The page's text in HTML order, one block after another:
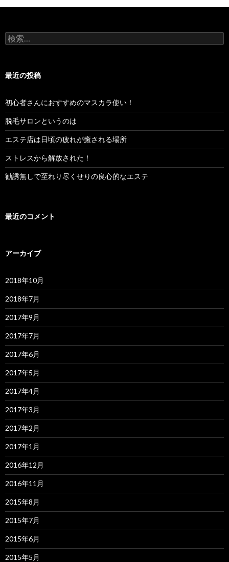
検
索:
最近の投稿
初心者さんにおすすめのマスカラ使い！
脱毛サロンというのは
エステ店は日頃の疲れが癒される場所
ストレスから解放された！
勧誘無しで至れり尽くせりの良心的なエステ
最近のコメント
アーカイブ
2018年10月
2018年7月
2017年9月
2017年7月
2017年6月
2017年5月
2017年4月
2017年3月
2017年2月
2017年1月
2016年12月
2016年11月
2015年8月
2015年7月
2015年6月
2015年5月